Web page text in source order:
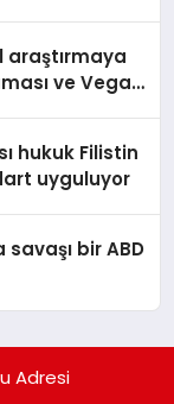
araştırmaya
ve Vegan
hukuk Filistin
uyguluyor
bir ABD
Adresi